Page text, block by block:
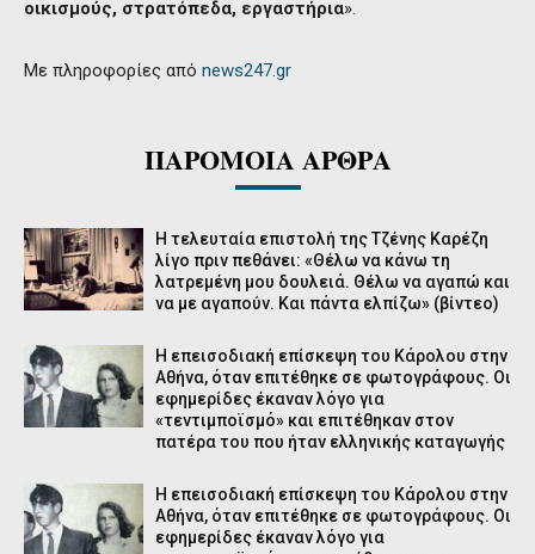
οικισμούς, στρατόπεδα, εργαστήρια».
Με πληροφορίες από news247.gr
ΠΑΡΟΜΟΙΑ ΑΡΘΡΑ
Η τελευταία επιστολή της Τζένης Καρέζη
λίγο πριν πεθάνει: «Θέλω να κάνω τη
λατρεμένη μου δουλειά. Θέλω να αγαπώ και
να με αγαπούν. Και πάντα ελπίζω» (βίντεο)
Η επεισοδιακή επίσκεψη του Κάρολου στην
Αθήνα, όταν επιτέθηκε σε φωτογράφους. Οι
εφημερίδες έκαναν λόγο για
«τεντιμποϊσμό» και επιτέθηκαν στον
πατέρα του που ήταν ελληνικής καταγωγής
Η επεισοδιακή επίσκεψη του Κάρολου στην
Αθήνα, όταν επιτέθηκε σε φωτογράφους. Οι
εφημερίδες έκαναν λόγο για